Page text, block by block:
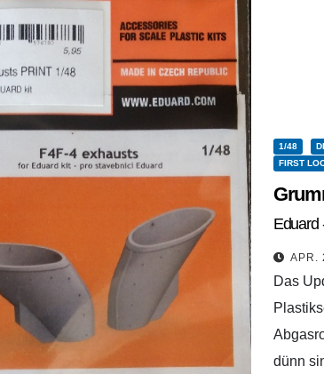
1/48
FIRST
Eduard
APR.
Das
dünn